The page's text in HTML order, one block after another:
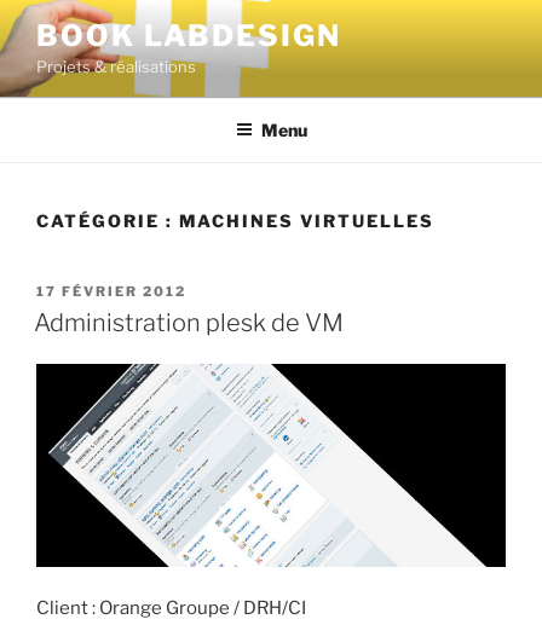
BOOK LABDESIGN
Projets & réalisations
Menu
CATÉGORIE : MACHINES VIRTUELLES
17 FÉVRIER 2012
Administration plesk de VM
Client : Orange Groupe / DRH/CI